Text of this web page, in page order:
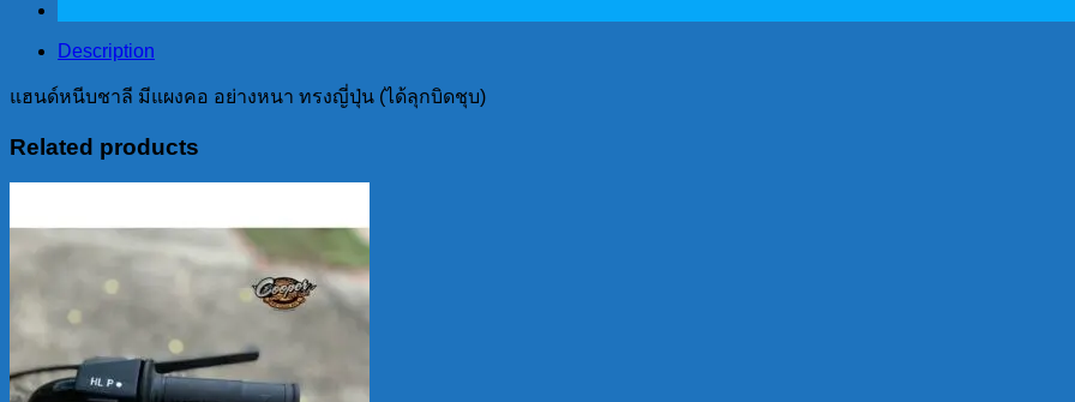
แผงคอ
อย่าง
ทรง
ชุบ)
Description
แฮนด์หนีบชาลี มีแผงคอ อย่างหนา ทรงญี่ปุ่น (ได้ลุกบิดชุบ)
Related products